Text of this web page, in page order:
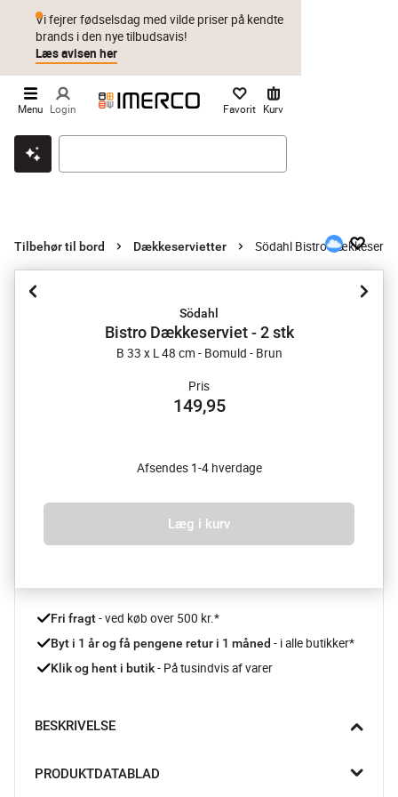
Klik & hent Byt i 1 år Prismatch
Vi fejrer fødselsdag med vilde priser på kendte
brands i den nye tilbudsavis!
Læs avisen her
Menu Login Favorit Kurv
Tilbehør til bord Dækkeservietter Södahl Bistro
Södahl
Bistro Dækkeserviet - 2 stk
B 33 x L 48 cm - Bomuld - Brun
Pris
149,95
Afsendes 1-4 hverdage
Læg i kurv
Fri fragt - ved køb over 500 kr.*
Byt i 1 år og få pengene retur i 1 måned - i alle butikker*
Klik og hent i butik - På tusindvis af varer
BESKRIVELSE
måltider og kaffepauser med disse Bistro dækkeservietter fra
PRODUKTDATABLAD